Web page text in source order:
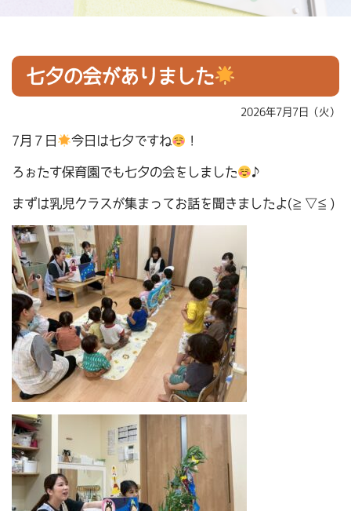
七夕の会がありました
2026年7月7日（火）
7月７日 今日は七夕ですね ！
ろぉたす保育園でも七夕の会をしました ♪
まずは乳児クラスが集まってお話を聞きましたよ(≧▽≦)